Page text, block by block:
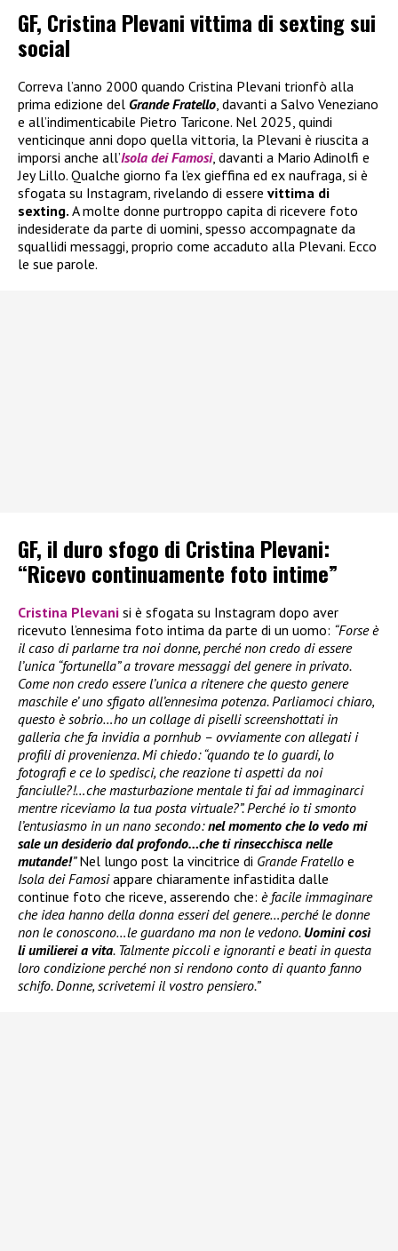
GF, Cristina Plevani vittima di sexting sui
social
Correva l’anno 2000 quando Cristina Plevani trionfò alla
prima edizione del Grande Fratello , davanti a Salvo Veneziano
e all’indimenticabile Pietro Taricone. Nel 2025, quindi
venticinque anni dopo quella vittoria, la Plevani è riuscita a
imporsi anche all’Isola dei Famosi, davanti a Mario Adinolfi e
Jey Lillo. Qualche giorno fa l’ex gieffina ed ex naufraga, si è
sfogata su Instagram, rivelando di essere vittima di
sexting. A molte donne purtroppo capita di ricevere foto
indesiderate da parte di uomini, spesso accompagnate da
squallidi messaggi, proprio come accaduto alla Plevani. Ecco
le sue parole.
GF, il duro sfogo di Cristina Plevani:
“Ricevo continuamente foto intime”
Cristina Plevani si è sfogata su Instagram dopo aver
ricevuto l’ennesima foto intima da parte di un uomo: “Forse è
il caso di parlarne tra noi donne, perché non credo di essere
l’unica “fortunella” a trovare messaggi del genere in privato.
Come non credo essere l’unica a ritenere che questo genere
maschile e’ uno sfigato all’ennesima potenza. Parliamoci chiaro,
questo è sobrio…ho un collage di piselli screenshottati in
galleria che fa invidia a pornhub – ovviamente con allegati i
profili di provenienza. Mi chiedo: “quando te lo guardi, lo
fotografi e ce lo spedisci, che reazione ti aspetti da noi
fanciulle?!…che masturbazione mentale ti fai ad immaginarci
mentre riceviamo la tua posta virtuale?”. Perché io ti smonto
l’entusiasmo in un nano secondo:nel momento che lo vedo mi
sale un desiderio dal profondo…che ti rinsecchisca nelle
mutande!”Nel lungo post la vincitrice di Grande Fratello e
Isola dei Famosiappare chiaramente infastidita dalle
continue foto che riceve, asserendo che: è facile immaginare
che idea hanno della donna esseri del genere…perché le donne
non le conoscono…le guardano ma non le vedono. Uomini così
li umilierei a vita. Talmente piccoli e ignoranti e beati in questa
loro condizione perché non si rendono conto di quanto fanno
schifo. Donne, scrivetemi il vostro pensiero.”